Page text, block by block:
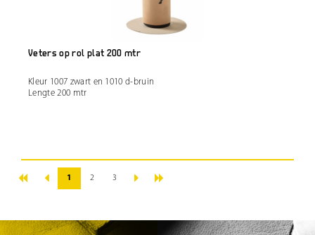
Veters op rol plat 200 mtr
Kleur 1007 zwart en 1010 d-bruin
Lengte 200 mtr
« ‹ 1 2 3 › »